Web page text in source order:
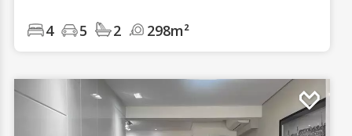
4 5 2 298m²